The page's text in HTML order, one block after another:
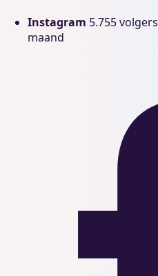
Instagram 5.755 volgers
maand